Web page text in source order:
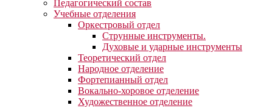
Педагогический состав
Учебные отделения
Оркестровый отдел
Струнные инструменты.
Духовые и ударные инструменты
Теоретический отдел
Народное отделение
Фортепианный отдел
Вокально-хоровое отделение
Художественное отделение